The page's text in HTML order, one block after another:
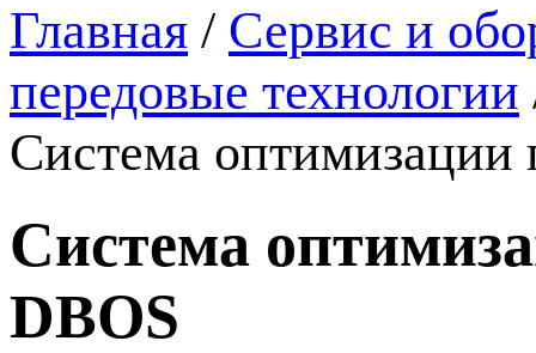
Главная / Сервис и
передовые технологии
Система оптимизации
Система
DBOS